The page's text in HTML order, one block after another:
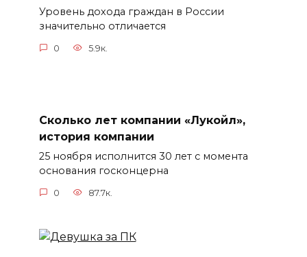
Уровень дохода граждан в России
значительно отличается
0 5.9к.
Сколько лет компании «Лукойл»,
история компании
25 ноября исполнится 30 лет с момента
основания госконцерна
0 87.7к.